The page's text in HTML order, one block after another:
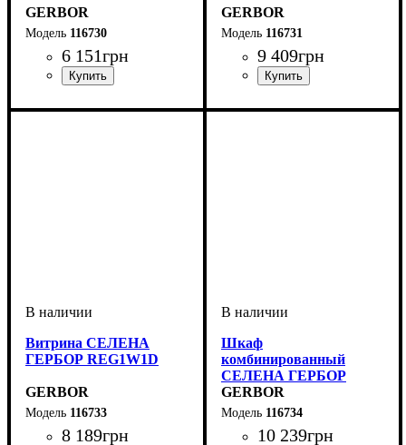
GERBOR
116730
6 151грн
GERBOR
116731
9 409грн
Витрина СЕЛЕНА
ГЕРБОР REG1W1D
GERBOR
116733
8 189грн
Шкаф
комбинированный
СЕЛЕНА ГЕРБОР
SZF2D
GERBOR
116734
10 239грн